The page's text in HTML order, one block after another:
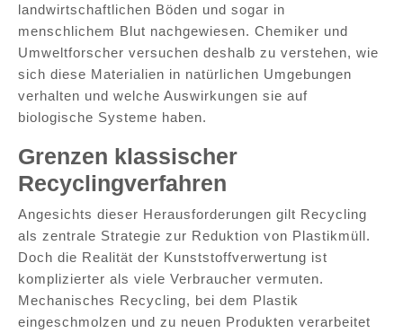
landwirtschaftlichen Böden und sogar in
menschlichem Blut nachgewiesen. Chemiker und
Umweltforscher versuchen deshalb zu verstehen, wie
sich diese Materialien in natürlichen Umgebungen
verhalten und welche Auswirkungen sie auf
biologische Systeme haben.
Grenzen klassischer
Recyclingverfahren
Angesichts dieser Herausforderungen gilt Recycling
als zentrale Strategie zur Reduktion von Plastikmüll.
Doch die Realität der Kunststoffverwertung ist
komplizierter als viele Verbraucher vermuten.
Mechanisches Recycling, bei dem Plastik
eingeschmolzen und zu neuen Produkten verarbeitet